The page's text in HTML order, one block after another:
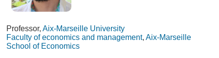
Professor, Aix-Marseille University
Faculty of economics and management, Aix-Marseille
School of Economics